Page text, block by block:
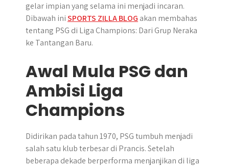
gelar impian yang selama ini menjadi incaran.
Dibawah iniSPORTS ZILLA BLOG akan membahas
tentang PSG di Liga Champions: Dari Grup Neraka
ke Tantangan Baru.
Awal Mula PSG dan
Ambisi Liga
Champions
Didirikan pada tahun 1970, PSG tumbuh menjadi
salah satu klub terbesar di Prancis. Setelah
beberapa dekade berperforma menjanjikan di liga